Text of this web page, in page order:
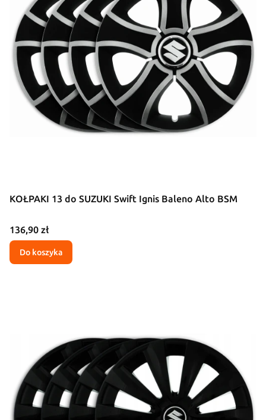
KOŁPAKI 13 do SUZUKI Swift Ignis Baleno Alto BSM
Cena
136,90 zł
Do koszyka